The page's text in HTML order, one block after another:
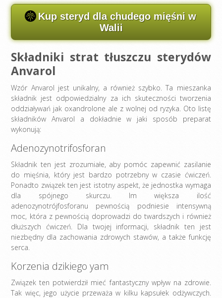
Kup steryd dla chudego mięśni w
Walii
Składniki strat tłuszczu sterydów
Anvarol
Wzór Anvarol jest unikalny, a również szybko. Ta mieszanka
składnik jest odpowiedzialny za ich skuteczności tworzenia
oddziaływań jak oxandrolone ale z wolnej od ryzyka. Oto listę
składników Anvarol a dokładnie w jaki sposób preparat
wykonują:
Adenozynotrifosforan
Składnik ten jest zrozumiałe, aby pomóc zapewnić zasilanie
do mięśnia, który jest bardzo potrzebny w czasie ćwiczeń.
Ponadto związek ten jest istotny aspekt, że jednostka wymaga
dla spójnego skurczu. Im większa ilość
adenozynotrójfosforanu pewnością podniesie intensywną
moc, która z pewnością doprowadzi do twardszych i również
dłuższych ćwiczeń. Dla twojej informacji, składnik ten jest
niezbędny dla zachowania zdrowych stawów, a także funkcję
serca.
Korzenia dzikiego yam
Związek ten potwierdził mieć fantastyczny wpływ na zdrowie.
Tak więc, jego użycie przeważa w kilku kapsułek odżywczych.